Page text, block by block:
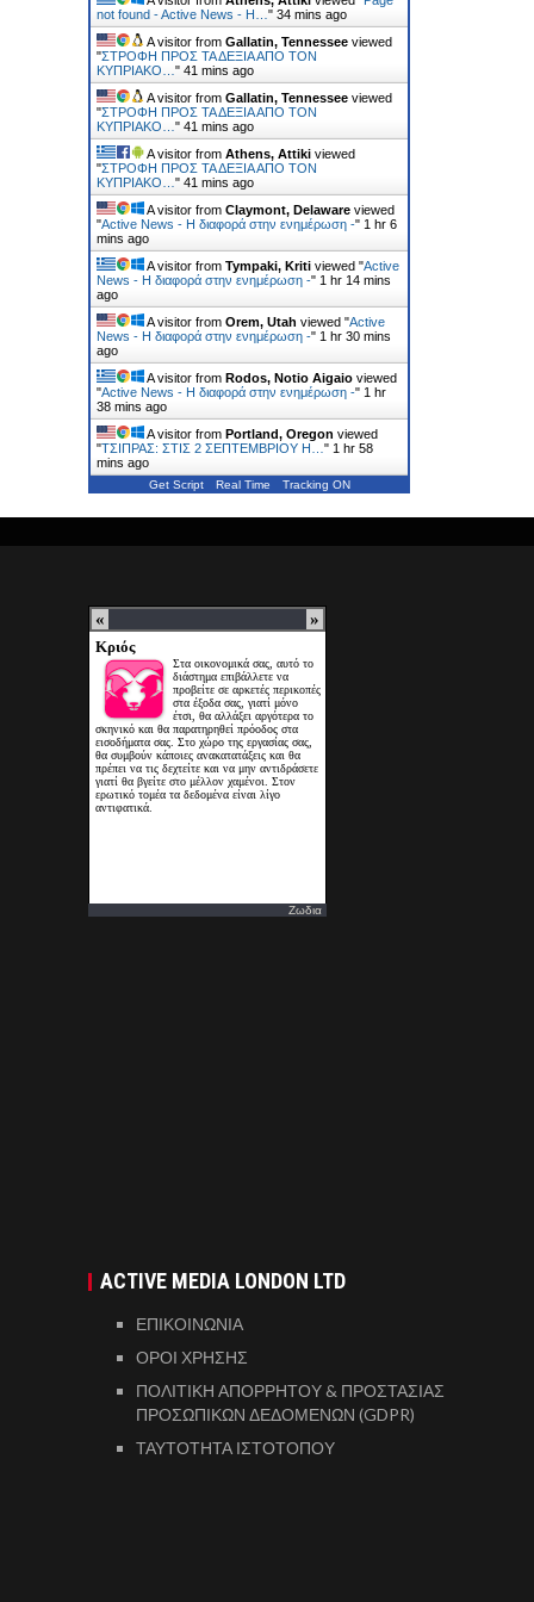
not found - Active News - Η… " 34 mins ago
A visitor from Gallatin, Tennessee viewed
"ΣΤΡΟΦΗ ΠΡΟΣ ΤΑ ΔΕΞΙΑ ΑΠΟ ΤΟΝ
ΚΥΠΡΙΑΚΟ… " 41 mins ago
A visitor from Gallatin, Tennessee viewed
"ΣΤΡΟΦΗ ΠΡΟΣ ΤΑ ΔΕΞΙΑ ΑΠΟ ΤΟΝ
ΚΥΠΡΙΑΚΟ… " 41 mins ago
A visitor from Athens, Attiki viewed
"ΣΤΡΟΦΗ ΠΡΟΣ ΤΑ ΔΕΞΙΑ ΑΠΟ ΤΟΝ
ΚΥΠΡΙΑΚΟ… " 41 mins ago
A visitor from Claymont, Delaware viewed
"Active News - Η διαφορά στην ενημέρωση -" 1 hr 6
mins ago
A visitor from Tympaki, Kriti viewed "Active
News - Η διαφορά στην ενημέρωση -" 1 hr 14 mins
ago
A visitor from Orem, Utah viewed "Active
News - Η διαφορά στην ενημέρωση -" 1 hr 30 mins
ago
A visitor from Rodos, Notio Aigaio viewed
"Active News - Η διαφορά στην ενημέρωση -" 1 hr
38 mins ago
A visitor from Portland, Oregon viewed
"ΤΣΙΠΡΑΣ: ΣΤΙΣ 2 ΣΕΠΤΕΜΒΡΙΟΥ Η… " 1 hr 58
mins ago
Get Script Real Time Tracking ON
Ζωδια
ACTIVE MEDIA LONDON LTD
ΕΠΙΚΟΙΝΩΝΙΑ
ΟΡΟΙ ΧΡΗΣΗΣ
ΠΟΛΙΤΙΚΗ ΑΠΟΡΡΗΤΟΥ & ΠΡΟΣΤΑΣΙΑΣ
ΠΡΟΣΩΠΙΚΩΝ ΔΕΔΟΜΕΝΩΝ (GDPR)
ΤΑΥΤΟΤΗΤΑ ΙΣΤΟΤΟΠΟΥ